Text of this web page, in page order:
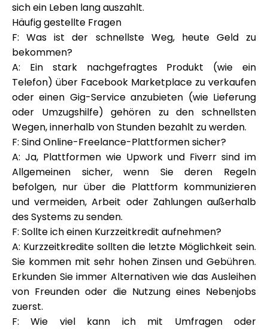
sich ein Leben lang auszahlt.
Häufig gestellte Fragen
F: Was ist der schnellste Weg, heute Geld zu
bekommen?
A: Ein stark nachgefragtes Produkt (wie ein
Telefon) über Facebook Marketplace zu verkaufen
oder einen Gig-Service anzubieten (wie Lieferung
oder Umzugshilfe) gehören zu den schnellsten
Wegen, innerhalb von Stunden bezahlt zu werden.
F: Sind Online-Freelance-Plattformen sicher?
A: Ja, Plattformen wie Upwork und Fiverr sind im
Allgemeinen sicher, wenn Sie deren Regeln
befolgen, nur über die Plattform kommunizieren
und vermeiden, Arbeit oder Zahlungen außerhalb
des Systems zu senden.
F: Sollte ich einen Kurzzeitkredit aufnehmen?
A: Kurzzeitkredite sollten die letzte Möglichkeit sein.
Sie kommen mit sehr hohen Zinsen und Gebühren.
Erkunden Sie immer Alternativen wie das Ausleihen
von Freunden oder die Nutzung eines Nebenjobs
zuerst.
F: Wie viel kann ich mit Umfragen oder